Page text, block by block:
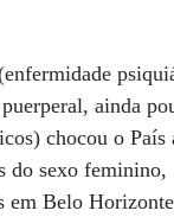
ainda
chocou o País
do sexo feminino,
em Belo